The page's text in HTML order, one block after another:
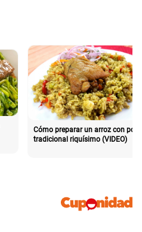
Cómo preparar un arroz con pollo
tradicional riquísimo (VIDEO)